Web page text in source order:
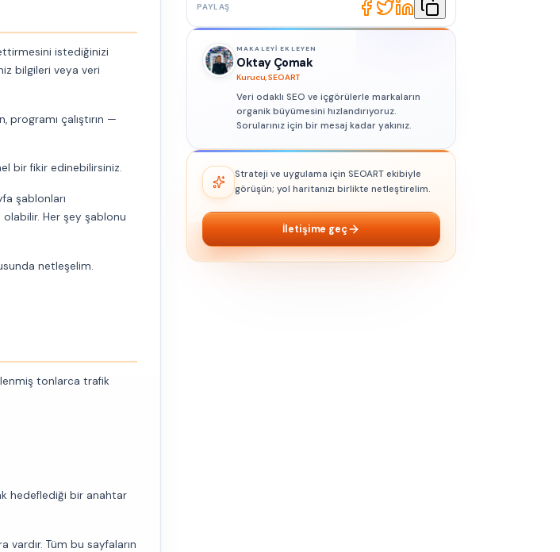
istediğinizi
bilgileri veya veri
çalıştırın —
bir fikir edinebilirsiniz.
şablonları
Her şey şablonu
netleşelim.
tonlarca trafik
hedeflediği bir anahtar
Tüm bu sayfaların
PAYLAŞ
MAKALEYI EKLEYEN
Oktay Çomak
Kurucu, SEOART
Veri odaklı SEO ve içgörülerle markaların
organik büyümesini hızlandırıyoruz.
Sorularınız için bir mesaj kadar yakınız.
Strateji ve uygulama için SEOART ekibiyle
görüşün; yol haritanızı birlikte netleştirelim.
İletişime geç